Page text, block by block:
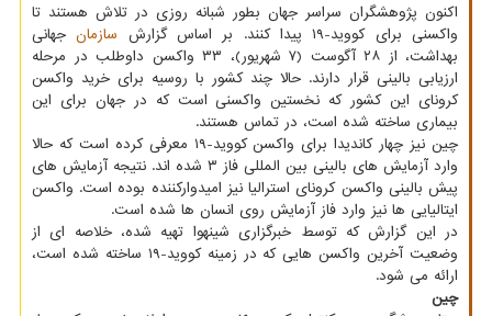
اکنون پژوهشگران سراسر جهان بطور شبانه روزی در تلاش هستند تا
واکسنی برای کووید-۱۹ پیدا کنند. بر اساس گزارش
سازمانجهانی
بهداشت، از ۲۸ آگوست (۷ شهریور)، ۳۳ واکسن داوطلب در مرحله
ارزیابی بالینی قرار دارند. حالا چند کشور با روسیه برای خرید واکسن
کرونای این کشور که نخستین واکسنی است که در جهان برای این
بیماری ساخته شده است، در تماس هستند.
چین نیز چهار کاندیدا برای واکسن کووید-۱۹ معرفی کرده است که حالا
وارد آزمایش های بالینی بین المللی فاز ۳ شده اند. نتیجه آزمایش های
پیش بالینی واکسن کرونای استرالیا نیز امیدوارکننده بوده است. واکسن
ایتالیایی ها نیز وارد فاز آزمایش روی انسان ها شده است.
در این گزارش که توسط خبرگزاری شینهوا تهیه شده، خلاصه ای از
وضعیت آخرین واکسن هایی که در زمینه کووید-۱۹ ساخته شده است،
ارائه می شود.
چین